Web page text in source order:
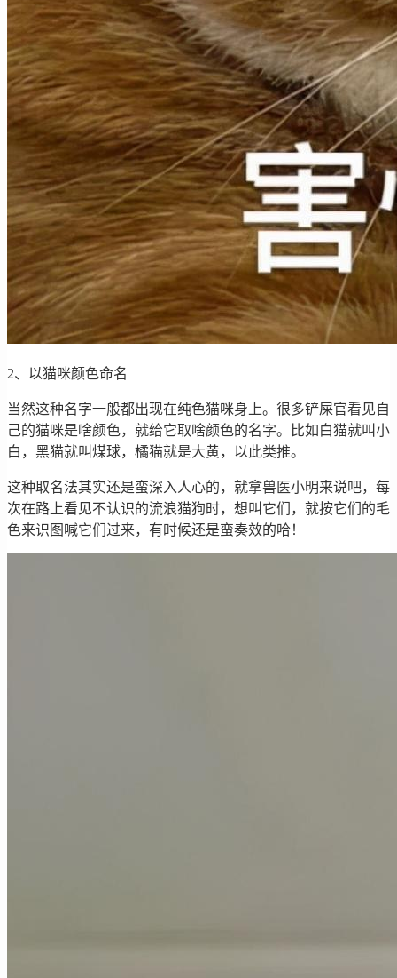
2、以猫咪颜色命名
当然这种名字一般都出现在纯色猫咪身上。很多铲屎官看见自
己的猫咪是啥颜色，就给它取啥颜色的名字。比如白猫就叫小
白，黑猫就叫煤球，橘猫就是大黄，以此类推。
这种取名法其实还是蛮深入人心的，就拿兽医小明来说吧，每
次在路上看见不认识的流浪猫狗时，想叫它们，就按它们的毛
色来识图喊它们过来，有时候还是蛮奏效的哈！